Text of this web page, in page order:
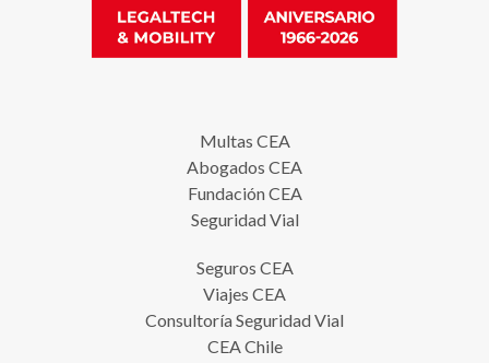
Multas CEA
Abogados CEA
Fundación CEA
Seguridad Vial
Seguros CEA
Viajes CEA
Consultoría Seguridad Vial
CEA Chile